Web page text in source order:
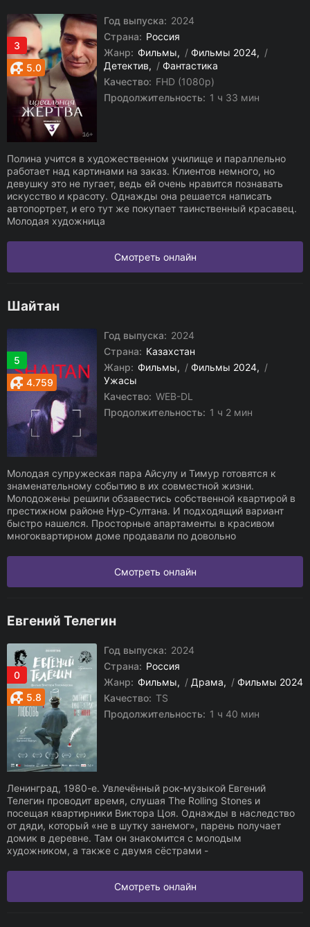
3
5.0
Год выпуска: 2024
Страна: Россия
Жанр: Фильмы / Фильмы 2024
/
Детектив
/ Фантастика
Качество: FHD (1080p)
Продолжительность: 1 ч 33 мин
Полина учится в художественном училище и параллельно
работает над картинами на заказ. Клиентов немного, но
девушку это не пугает, ведь ей очень нравится познавать
искусство и красоту. Однажды она решается написать
автопортрет, и его тут же покупает таинственный красавец.
Молодая художница
Смотреть онлайн
Шайтан
5
4.759
Год выпуска: 2024
Страна: Казахстан
Жанр: Фильмы / Фильмы 2024
/
Ужасы
Качество: WEB-DL
Продолжительность: 1 ч 2 мин
Молодая супружеская пара Айсулу и Тимур готовятся к
знаменательному событию в их совместной жизни.
Молодожены решили обзавестись собственной квартирой в
престижном районе Нур-Султана. И подходящий вариант
быстро нашелся. Просторные апартаменты в красивом
многоквартирном доме продавали по довольно
Смотреть онлайн
Евгений Телегин
0
5.8
Год выпуска: 2024
Страна: Россия
Жанр: Фильмы / Драма / Фильмы 2024
Качество: TS
Продолжительность: 1 ч 40 мин
Ленинград, 1980-е. Увлечённый рок-музыкой Евгений
Телегин проводит время, слушая The Rolling Stones и
посещая квартирники Виктора Цоя. Однажды в наследство
от дяди, который «не в шутку занемог», парень получает
домик в деревне. Там он знакомится с молодым
художником, а также с двумя сёстрами -
Смотреть онлайн